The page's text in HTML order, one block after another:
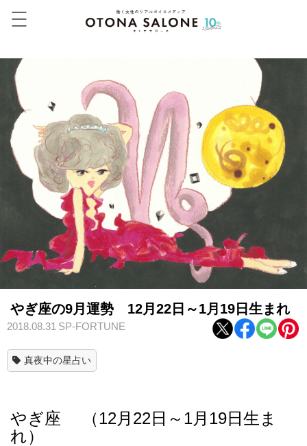
やぎ座の9月運勢 12月22日～1月19日生まれ
2018.08.31 SP-FORTUNE
真夜中の星占い
やぎ座 （12月22日～1月19日生ま
れ）